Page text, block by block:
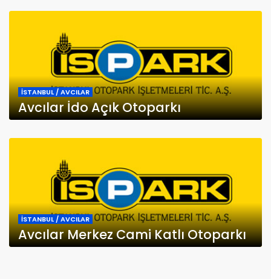
İSTANBUL / AVCILAR
Avcılar İdo Açık Otoparkı
İSTANBUL / AVCILAR
Avcılar Merkez Cami Katlı Otoparkı